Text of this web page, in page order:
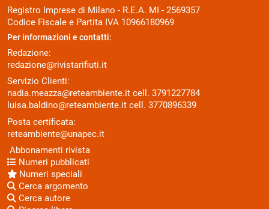
Registro Imprese di Milano - R.E.A. MI - 2569357
Codice Fiscale e Partita IVA 10966180969
Per informazioni e contatti:
Redazione:
redazione@rivistarifiuti.it
Servizio Clienti:
nadia.meazza@reteambiente.it cell. 3791227784
luisa.baldino@reteambiente.it cell. 3770896339
Posta certificata:
reteambiente@unapec.it
Abbonamenti rivista
Numeri pubblicati
Numeri speciali
Cerca argomento
Cerca autore